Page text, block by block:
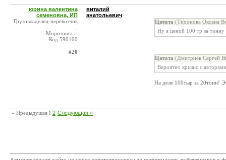
юрина валентина
семеновна, ИП
Грузовладелец-перевозчик
Морозовск г.
Код:590100
#20
виталий
анатольевич
Цитата (Тихонова Оксана
Ну а ценой 100 тр за
Цитата (Дмитриев Сергей
Вероятно кризис с
На деле 100тыр за 20тонн!
« Предыдущая 1 2 Следующая »